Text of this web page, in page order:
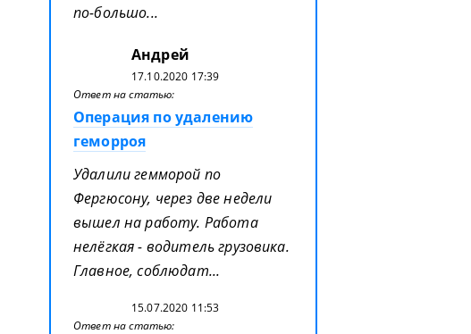
по-большо...
Андрей
17.10.2020 17:39
Ответ на статью:
Операция по удалению
геморроя
Удалили гемморой по
Фергюсону, через две недели
вышел на работу. Работа
нелёгкая - водитель грузовика.
Главное, соблюдат...
15.07.2020 11:53
Ответ на статью: